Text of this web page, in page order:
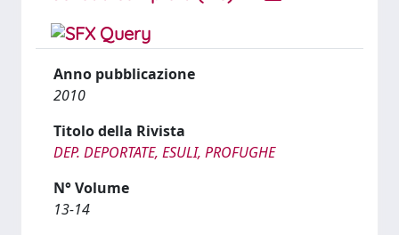
Anno pubblicazione
2010
Titolo della Rivista
DEP. DEPORTATE, ESULI, PROFUGHE
N° Volume
13-14